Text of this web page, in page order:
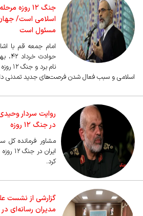
جنگ ۱۲
اسلامی است/ جهان
مسئول است
امام جمعه قم با
نام
اسلامی و سبب فعال شدن فرصت‌های جدید تمدنی
روایت سردار
در جنگ ۱۲ روزه
مشاور فرمانده کل
ایران
کرد.
گزارشی از نشست
مدیران رسانه‌ای در